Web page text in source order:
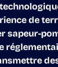
de
sapeur-